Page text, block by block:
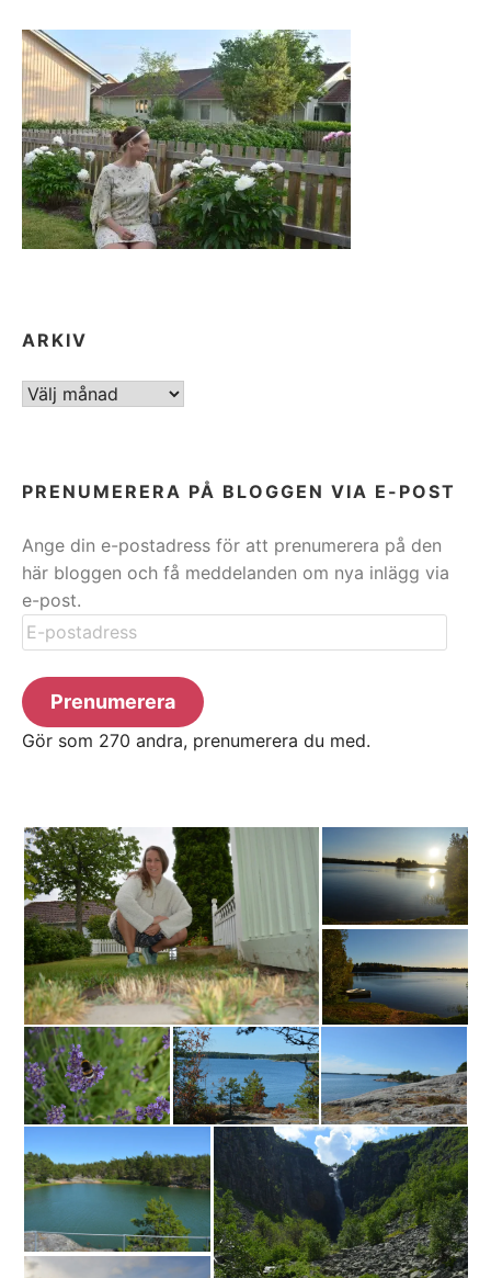
ARKIV
ARKIV
PRENUMERERA PÅ BLOGGEN VIA E-POST
Ange din e-postadress för att prenumerera på den
här bloggen och få meddelanden om nya inlägg via
e-post.
E-
postadress
Prenumerera
Gör som 270 andra, prenumerera du med.